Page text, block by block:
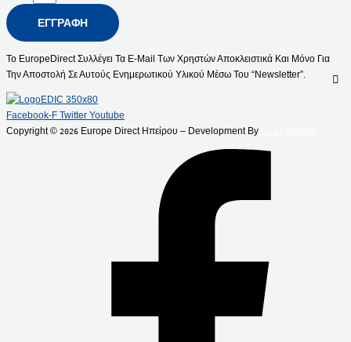
ΕΓΓΡΑΦΉ
Το EuropeDirect Συλλέγει Τα E-Mail Των Χρηστών Αποκλειστικά Και Μόνο Για
Την Αποστολή Σε Αυτούς Ενημερωτικού Υλικού Μέσω Του “Newsletter”.
Facebook-F Twitter Youtube
Copyright © 2026 Europe Direct Ηπείρου – Development By